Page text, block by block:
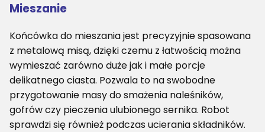
Mieszanie
Końcówka do mieszania jest precyzyjnie spasowana
z metalową misą, dzięki czemu z łatwością można
wymieszać zarówno duże jak i małe porcje
delikatnego ciasta. Pozwala to na swobodne
przygotowanie masy do smażenia naleśników,
gofrów czy pieczenia ulubionego sernika. Robot
sprawdzi się również podczas ucierania składników.